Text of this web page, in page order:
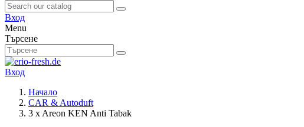
Вход
Menu
Търсене
Вход
Начало
CAR & Autoduft
3 x Areon KEN Anti Tabak